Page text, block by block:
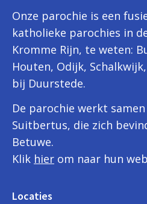
Onze parochie is een
katholieke parochies in
Kromme Rijn, te weten:
Houten, Odijk,
bij Duurstede.
De parochie werkt
Suitbertus, die zich
Betuwe.
Klik hier om naar hun
Locaties